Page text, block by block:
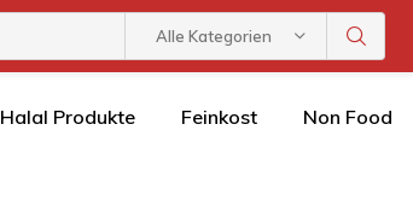
Alle Kategorien
Halal Produkte Feinkost Non Food